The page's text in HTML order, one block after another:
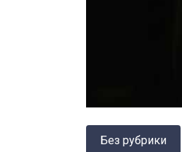
Без рубрики